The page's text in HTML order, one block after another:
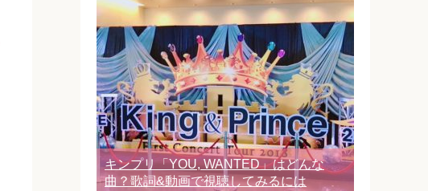
キンプリ「YOU, WANTED」はどんな
曲？歌詞&動画で視聴してみるには